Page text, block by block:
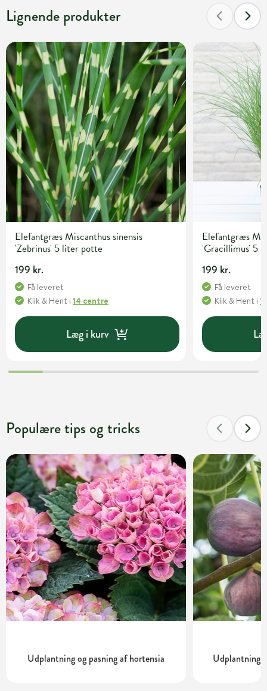
Lignende produkter
Elefantgræs Miscanthus sinensis
'Zebrinus' 5 liter potte
199 kr.
Få leveret
Klik & Hent i 14 centre
Læg i kurv
Elefantgræs
'Gracillimus' 5
199 kr.
Få leveret
Klik & Hent i
Populære tips og tricks
Udplantning og pasning af hortensia Udplantning